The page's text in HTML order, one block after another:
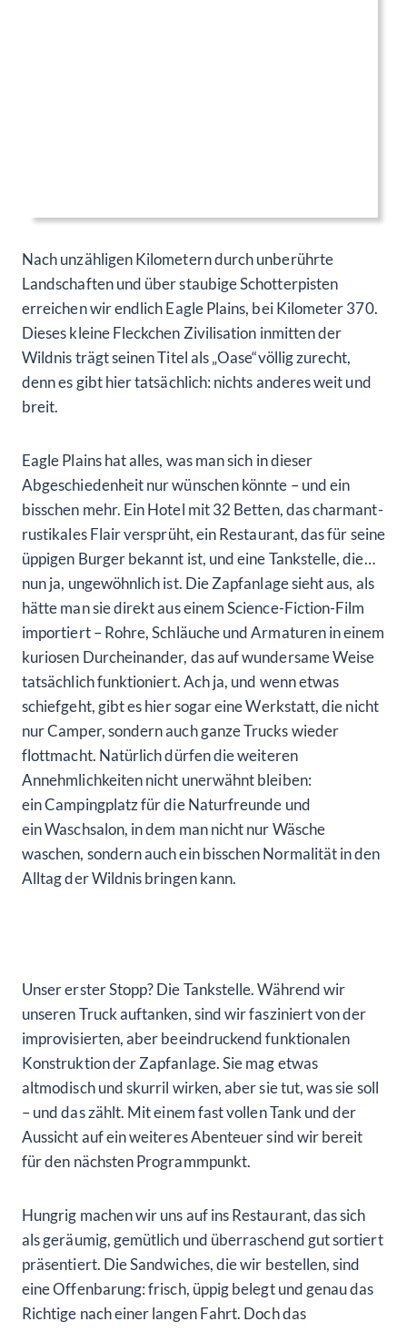
Nach unzähligen Kilometern durch unberührte
Landschaften und über staubige Schotterpisten
erreichen wir endlich Eagle Plains, bei Kilometer 370.
Dieses kleine Fleckchen Zivilisation inmitten der
Wildnis trägt seinen Titel als „Oase“völlig zurecht,
denn es gibt hier tatsächlich: nichts anderes weit und
breit.
Eagle Plains hat alles, was man sich in dieser
Abgeschiedenheit nur wünschen könnte – und ein
bisschen mehr. Ein Hotel mit 32 Betten, das charmant-
rustikales Flair versprüht, ein Restaurant, das für seine
üppigen Burger bekannt ist, und eine Tankstelle, die…
nun ja, ungewöhnlich ist. Die Zapfanlage sieht aus, als
hätte man sie direkt aus einem Science-Fiction-Film
importiert – Rohre, Schläuche und Armaturen in einem
kuriosen Durcheinander, das auf wundersame Weise
tatsächlich funktioniert. Ach ja, und wenn etwas
schiefgeht, gibt es hier sogar eine Werkstatt, die nicht
nur Camper, sondern auch ganze Trucks wieder
flottmacht. Natürlich dürfen die weiteren
Annehmlichkeiten nicht unerwähnt bleiben:
ein Campingplatz für die Naturfreunde und
ein Waschsalon, in dem man nicht nur Wäsche
waschen, sondern auch ein bisschen Normalität in den
Alltag der Wildnis bringen kann.
Unser erster Stopp? Die Tankstelle. Während wir
unseren Truck auftanken, sind wir fasziniert von der
improvisierten, aber beeindruckend funktionalen
Konstruktion der Zapfanlage. Sie mag etwas
altmodisch und skurril wirken, aber sie tut, was sie soll
– und das zählt. Mit einem fast vollen Tank und der
Aussicht auf ein weiteres Abenteuer sind wir bereit
für den nächsten Programmpunkt.
Hungrig machen wir uns auf ins Restaurant, das sich
als geräumig, gemütlich und überraschend gut sortiert
präsentiert. Die Sandwiches, die wir bestellen, sind
eine Offenbarung: frisch, üppig belegt und genau das
Richtige nach einer langen Fahrt. Doch das